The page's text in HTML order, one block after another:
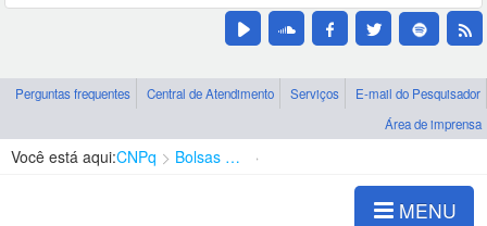
Perguntas frequentes Central de Atendimento Serviços
E-mail do Pesquisador
Área de imprensa
Você está aqui:CNPq Bolsas e Auxílios Vigentes
MENU